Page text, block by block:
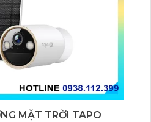
MẶT TRỜI TAPO